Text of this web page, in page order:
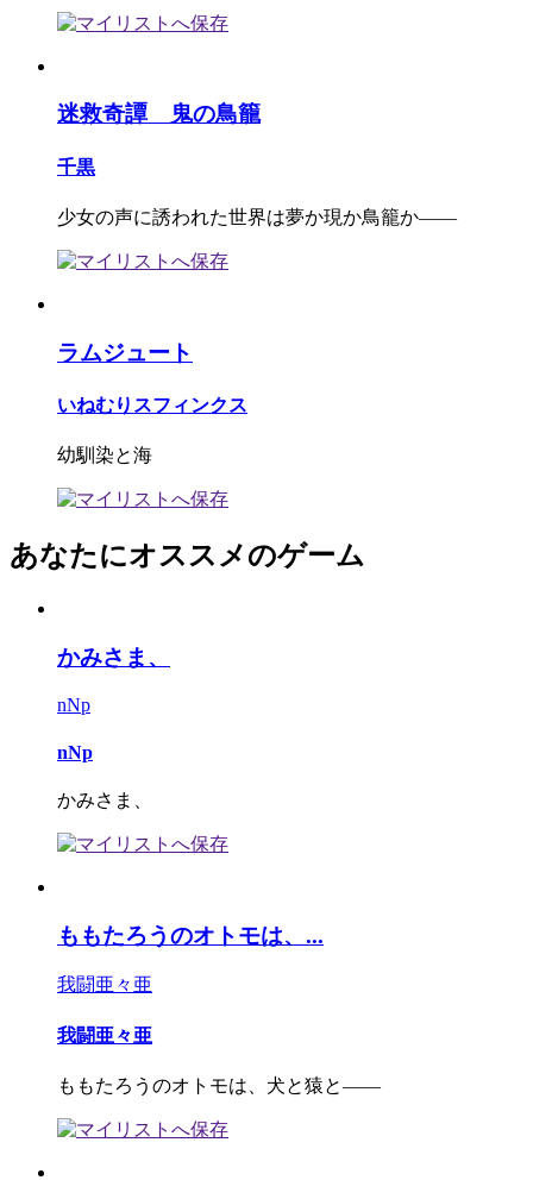
迷救奇譚 鬼の鳥籠
千黒
少女の声に誘われた世界は夢か現か鳥籠か――
ラムジュート
いねむりスフィンクス
幼馴染と海
あなたにオススメのゲーム
かみさま、
nNp
nNp
かみさま、
ももたろうのオトモは、...
我闘亜々亜
我闘亜々亜
ももたろうのオトモは、犬と猿と――